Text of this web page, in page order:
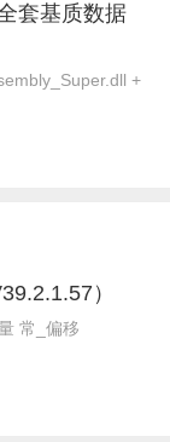
套基质数据
+
）
常_偏移